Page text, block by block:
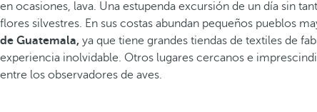
en ocasiones, lava. Una estupenda excursión de un día sin
flores silvestres. En sus costas abundan pequeños pueblos
de Guatemala, ya que tiene grandes tiendas de textiles de
experiencia inolvidable. Otros lugares cercanos e
entre los observadores de aves.